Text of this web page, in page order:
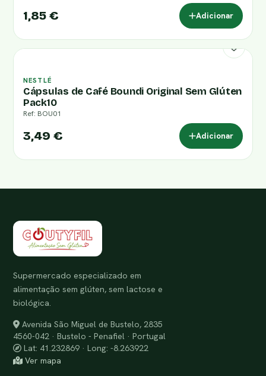
1,85 € Adicionar
NESTLÉ
Cápsulas de Café Boundi Original Sem Glúten
Pack10
Ref: BOU01
3,49 € Adicionar
Supermercado especializado em
alimentação sem glúten, sem lactose e
biológica.
Avenida São Miguel de Bustelo, 2835
4560-042 · Bustelo - Penafiel · Portugal
Lat: 41.232869 · Long: -8.263922
Ver mapa